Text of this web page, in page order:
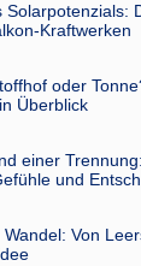
Solarpotenzials:
Kraftwerken
oder
Überblick
einer
und
Von